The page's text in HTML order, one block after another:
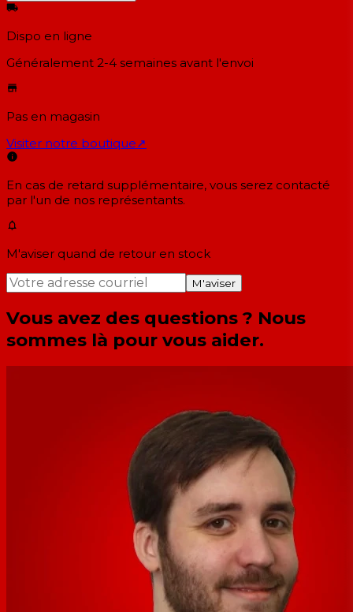
Dispo en ligne
Généralement 2-4 semaines avant l'envoi
Pas en magasin
Visiter notre boutique↗
En cas de retard supplémentaire, vous serez contacté
par l'un de nos représentants.
M'aviser quand de retour en stock
M'aviser
Vous avez des questions ? Nous
sommes là pour vous aider.